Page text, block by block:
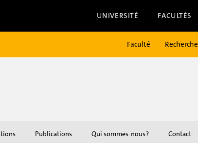
UNIVERSITÉ FACULTÉS
Faculté Recherche
Publications Qui sommes-nous ? Contact